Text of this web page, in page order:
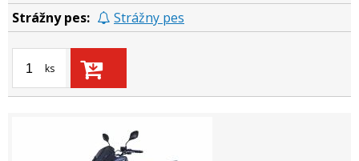
Strážny pes
ks